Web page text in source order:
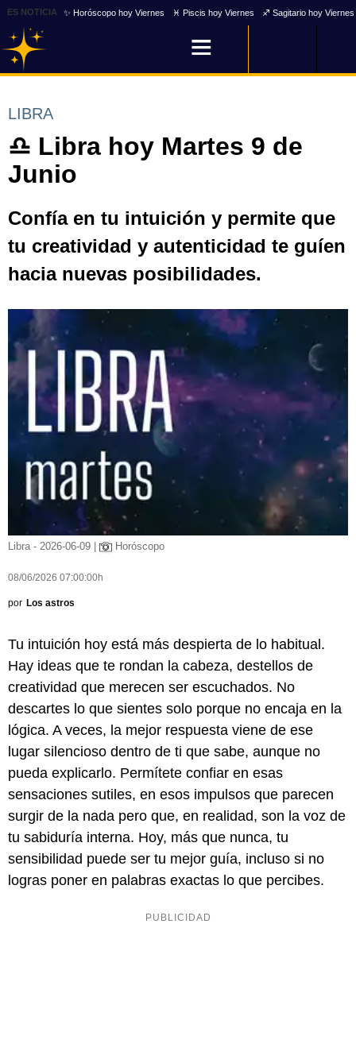
ES NOTICIA ✨ Horóscopo hoy Viernes ♓ Piscis hoy Viernes ♐ Sagitario hoy Viernes
LIBRA
♎ Libra hoy Martes 9 de
Junio
Confía en tu intuición y permite que
tu creatividad y autenticidad te guíen
hacia nuevas posibilidades.
Libra - 2026-06-09 | Horóscopo
08/06/2026 07:00:00h
por Los astros
Tu intuición hoy está más despierta de lo habitual.
Hay ideas que te rondan la cabeza, destellos de
creatividad que merecen ser escuchados. No
descartes lo que sientes solo porque no encaja en la
lógica. A veces, la mejor respuesta viene de ese
lugar silencioso dentro de ti que sabe, aunque no
pueda explicarlo. Permítete confiar en esas
sensaciones sutiles, en esos impulsos que parecen
surgir de la nada pero que, en realidad, son la voz de
tu sabiduría interna. Hoy, más que nunca, tu
sensibilidad puede ser tu mejor guía, incluso si no
logras poner en palabras exactas lo que percibes.